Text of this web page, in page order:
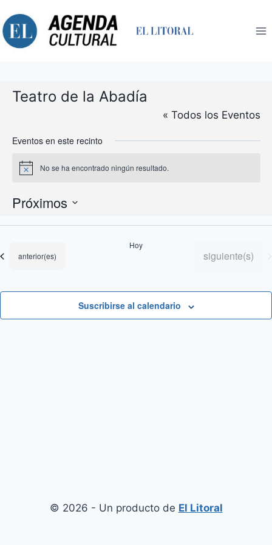
al
contenido
Teatro de la Abadía
« Todos los Eventos
Eventos en este recinto
Aviso No se ha encontrado ningún resultado.
Próximos
fecha.
Eventos
anterior(es)
Hoy
Eventos
siguiente(s)
Suscribirse al calendario
© 2026 - Un producto de El Litoral